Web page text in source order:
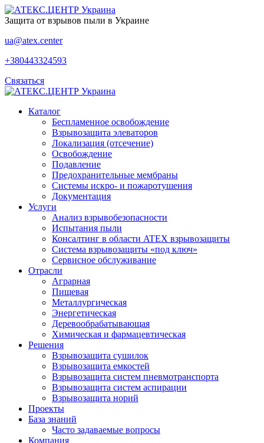
Защита от взрывов пыли в Украине
ua@atex.center
+380443324593
Связаться
Каталог
Беспламенное освобождение
Взрывозащита элеваторов
Локализация (отсечение)
Освобождение
Подавление
Предохранительные мембраны
Системы искро- и пожаротушения
Документация
Услуги
Анализ взрывобезопасности
Испытания пыли
Консалтинг в области ATEX взрывозащиты
Система взрывозащиты «под ключ»
Сервисное обслуживание
Отрасли
Аграрная
Пищевая
Металлургическая
Энергетическая
Деревообрабатывающая
Химическая и фармацевтическая
Решения
Взрывозащита сушилок
Взрывозащита емкостей
Взрывозащита систем пневмотранспорта
Взрывозащита систем аспирации
Взрывозащита норий
Проекты
База знаний
Часто задаваемые вопросы
Компания